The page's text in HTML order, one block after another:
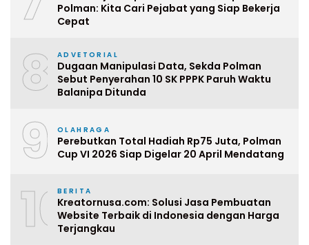
Polman: Kita Cari Pejabat yang Siap Bekerja
Cepat
8 ADVETORIAL
Dugaan Manipulasi Data, Sekda Polman
Sebut Penyerahan 10 SK PPPK Paruh Waktu
Balanipa Ditunda
9 OLAHRAGA
Perebutkan Total Hadiah Rp75 Juta, Polman
Cup VI 2026 Siap Digelar 20 April Mendatang
10BERITA
Kreatornusa.com: Solusi Jasa Pembuatan
Website Terbaik di Indonesia dengan Harga
Terjangkau